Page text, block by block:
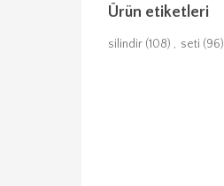
Ürün etiketleri
silindir (108) , seti (96)